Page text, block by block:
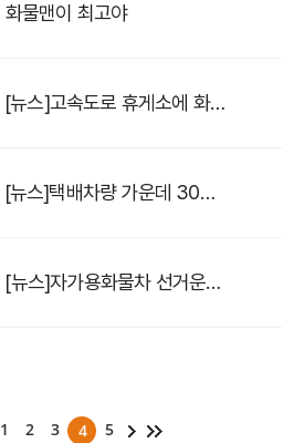
화물맨이 최고야
[뉴스]고속도로 휴게소에 화물차운전자 전용 쉼터 10곳 설치
[뉴스]택배차량 가운데 30%가 ‘자가용 화물차’…구조적 문제점 드러나
[뉴스]자가용화물차 선거운동 유상임대 논란… 선관위 "OK" · 국토부 "NO"
1 2 3 4 5